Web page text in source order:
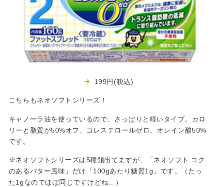
199円(税込)
こちらもネオソフトシリーズ！
キャノーラ油を使っているので、さっぱりと軽いタイプ。カロ
リーと脂質が50%オフ、コレステロールゼロ、オレイン酸50%
です。
※ネオソフトシリーズは5種類出てますが、「ネオソフト コク
のあるバター風味」だけ「100gあたり糖質1g」です。（たっ
た1gなのでほぼ同じですけどね…）